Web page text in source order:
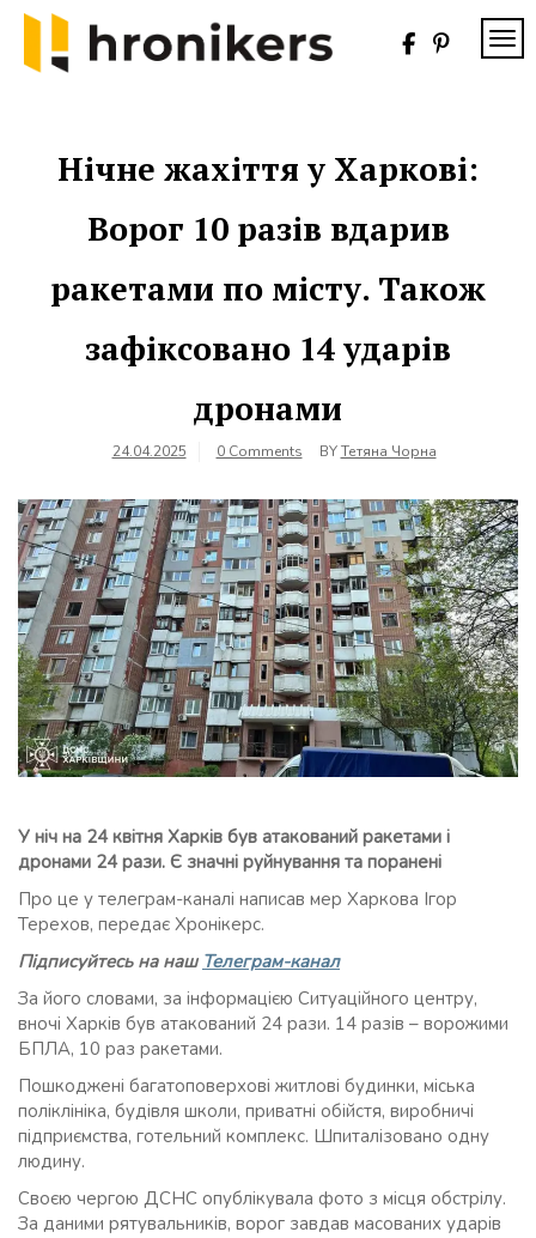
Skip
content
Нічне жахіття у Харкові:
Ворог 10 разів вдарив
ракетами по місту. Також
зафіксовано 14 ударів
дронами
24.04.2025 0 Comments BYТетяна Чорна
У ніч на 24 квітня Харків був атакований ракетами і
дронами 24 рази. Є значні руйнування та поранені
Про це у телеграм-каналі написав мер Харкова Ігор
Терехов, передає Хронікерс.
Підписуйтесь на наш Телеграм-канал
За його словами, за інформацією Ситуаційного центру,
вночі Харків був атакований 24 рази. 14 разів – ворожими
БПЛА, 10 раз ракетами.
Пошкоджені багатоповерхові житлові будинки, міська
поліклініка, будівля школи, приватні обійстя, виробничі
підприємства, готельний комплекс. Шпиталізовано одну
людину.
Своєю чергою ДСНС опублікувала фото з місця обстрілу.
За даними рятувальників, ворог завдав масованих ударів